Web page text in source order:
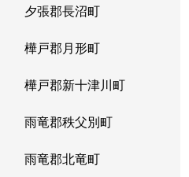
夕張郡長沼町
樺戸郡月形町
樺戸郡新十津川町
雨竜郡秩父別町
雨竜郡北竜町